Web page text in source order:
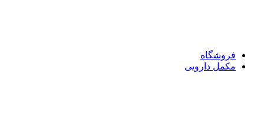
فروشگاه
مکمل دارویی